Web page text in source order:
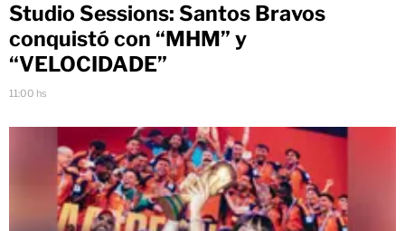
Studio Sessions: Santos Bravos
conquistó con “MHM” y
“VELOCIDADE”
11:00 hs